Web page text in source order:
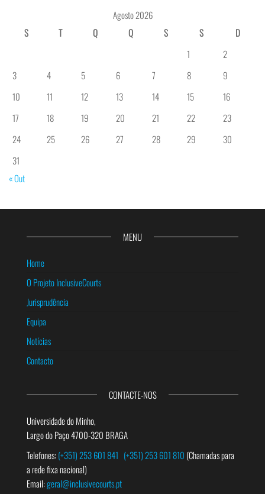
Agosto 2026
S
T Q Q S S
D
1
2
3
4 5 6 7 8
9
10
11 12 13 14 15
16
17
18 19 20 21 22
23
24
25 26 27 28 29
30
31
« Out
MENU
Home
O Projeto InclusiveCourts
Jurisprudência
Equipa
Notícias
Contacto
CONTACTE-NOS
Universidade do Minho,
Largo do Paço 4700-320 BRAGA
Telefones:(+351) 253 601 841 (+351) 253 601 810 (Chamadas para
a rede fixa nacional)
Email:geral@inclusivecourts.pt